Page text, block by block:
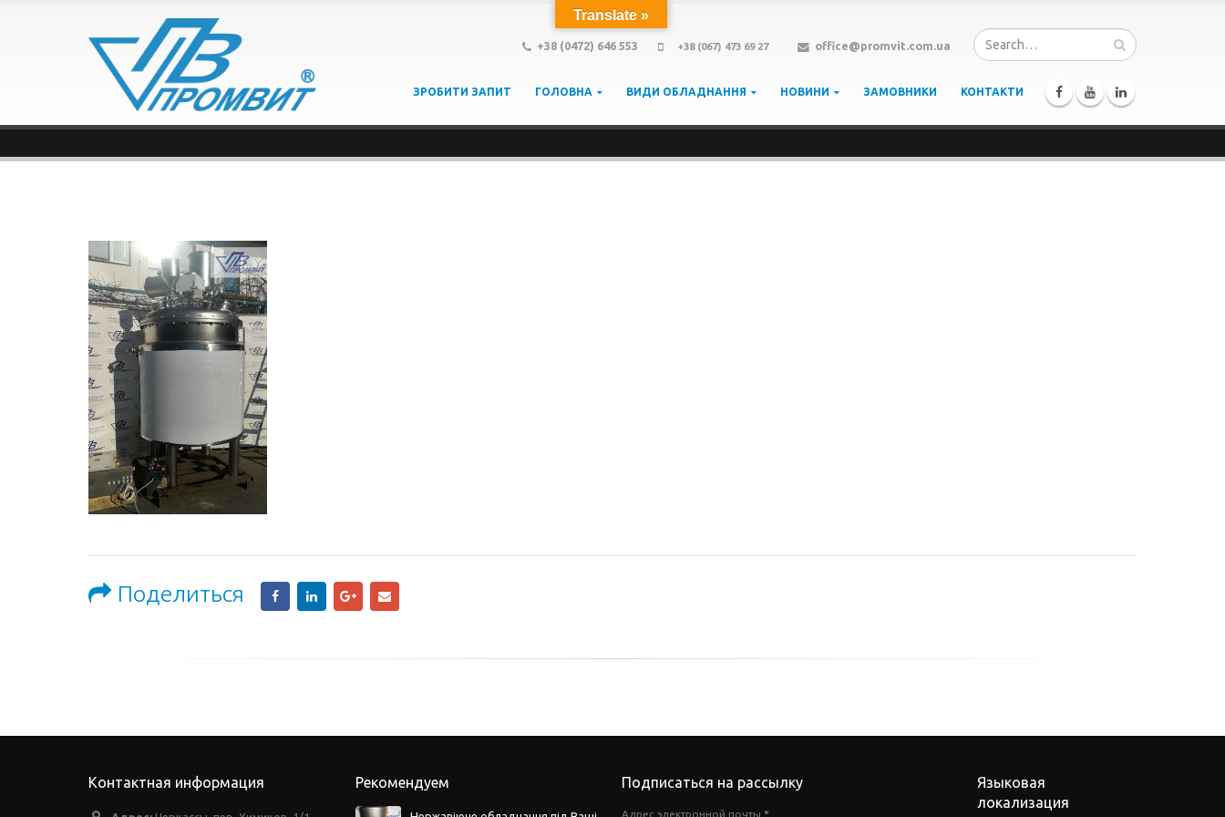
+38 (0472) 646 553 +38 (067) 473 69 27 office@promvit.com.ua
ЗРОБИТИ ЗАПИТ ГОЛОВНА ВИДИ ОБЛАДНАННЯ НОВИНИ ЗАМОВНИКИ КОНТАКТИ
Поделиться
Контактная информация Рекомендуем Подписаться на рассылку
Адрес электронной почты *
Языковая
локализация
Translate »